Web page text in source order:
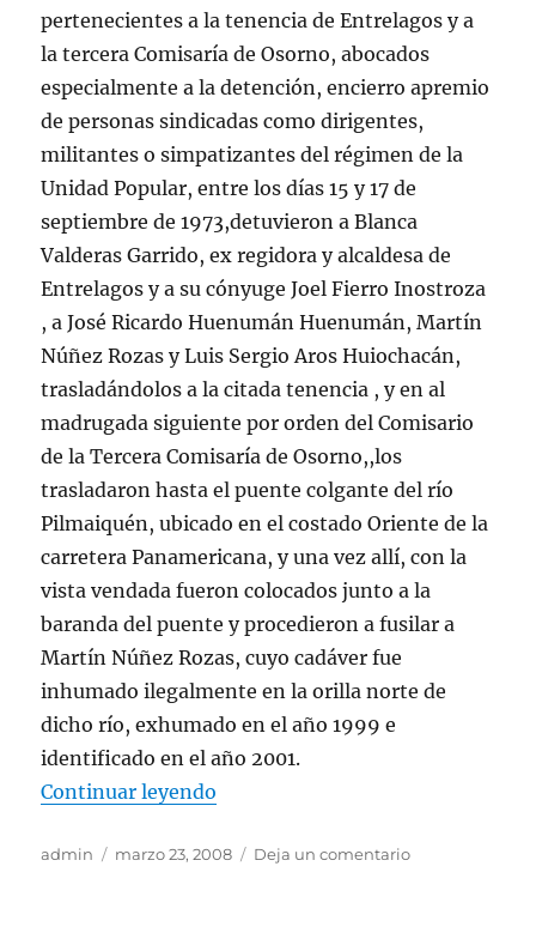
pertenecientes a la tenencia de Entrelagos y a
la tercera Comisaría de Osorno, abocados
especialmente a la detención, encierro apremio
de personas sindicadas como dirigentes,
militantes o simpatizantes del régimen de la
Unidad Popular, entre los días 15 y 17 de
septiembre de 1973,detuvieron a Blanca
Valderas Garrido, ex regidora y alcaldesa de
Entrelagos y a su cónyuge Joel Fierro Inostroza
, a José Ricardo Huenumán Huenumán, Martín
Núñez Rozas y Luis Sergio Aros Huiochacán,
trasladándolos a la citada tenencia , y en al
madrugada siguiente por orden del Comisario
de la Tercera Comisaría de Osorno,,los
trasladaron hasta el puente colgante del río
Pilmaiquén, ubicado en el costado Oriente de la
carretera Panamericana, y una vez allí, con la
vista vendada fueron colocados junto a la
baranda del puente y procedieron a fusilar a
Martín Núñez Rozas, cuyo cadáver fue
inhumado ilegalmente en la orilla norte de
dicho río, exhumado en el año 1999 e
identificado en el año 2001.
Continuar leyendo
Autor
admin
Publicado
marzo 23, 2008 Deja un comentarioen